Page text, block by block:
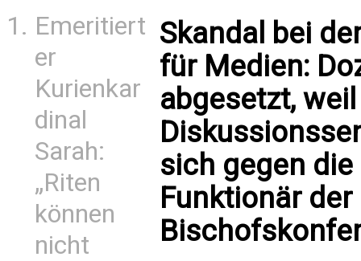
Emeritiert
er
Kurienkar
dinal
Sarah:
„Riten
können
nicht
Skandal bei
für Medien:
abgesetzt,
sich gegen die
Funktionär